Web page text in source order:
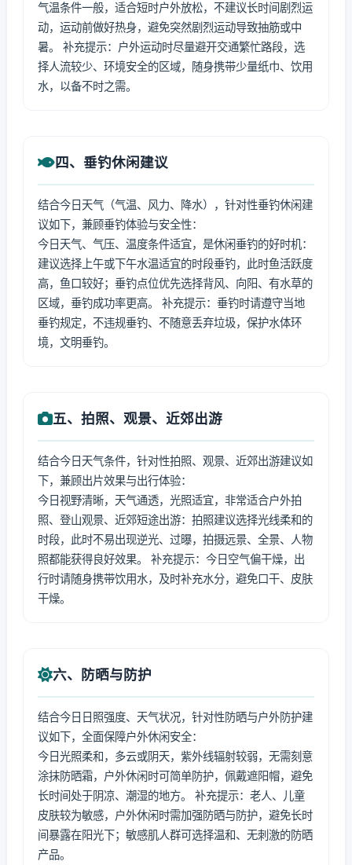
气温条件一般，适合短时户外放松，不建议长时间剧烈运
动，运动前做好热身，避免突然剧烈运动导致抽筋或中
暑。 补充提示：户外运动时尽量避开交通繁忙路段，选
择人流较少、环境安全的区域，随身携带少量纸巾、饮用
水，以备不时之需。
四、垂钓休闲建议
结合今日天气（气温、风力、降水），针对性垂钓休闲建
议如下，兼顾垂钓体验与安全性：
今日天气、气压、温度条件适宜，是休闲垂钓的好时机：
建议选择上午或下午水温适宜的时段垂钓，此时鱼活跃度
高，鱼口较好；垂钓点位优先选择背风、向阳、有水草的
区域，垂钓成功率更高。 补充提示：垂钓时请遵守当地
垂钓规定，不违规垂钓、不随意丢弃垃圾，保护水体环
境，文明垂钓。
五、拍照、观景、近郊出游
结合今日天气条件，针对性拍照、观景、近郊出游建议如
下，兼顾出片效果与出行体验：
今日视野清晰，天气通透，光照适宜，非常适合户外拍
照、登山观景、近郊短途出游：拍照建议选择光线柔和的
时段，此时不易出现逆光、过曝，拍摄远景、全景、人物
照都能获得良好效果。 补充提示：今日空气偏干燥，出
行时请随身携带饮用水，及时补充水分，避免口干、皮肤
干燥。
六、防晒与防护
结合今日日照强度、天气状况，针对性防晒与户外防护建
议如下，全面保障户外休闲安全：
今日光照柔和，多云或阴天，紫外线辐射较弱，无需刻意
涂抹防晒霜，户外休闲时可简单防护，佩戴遮阳帽，避免
长时间处于阴凉、潮湿的地方。 补充提示：老人、儿童
皮肤较为敏感，户外休闲时需加强防晒与防护，避免长时
间暴露在阳光下；敏感肌人群可选择温和、无刺激的防晒
产品。